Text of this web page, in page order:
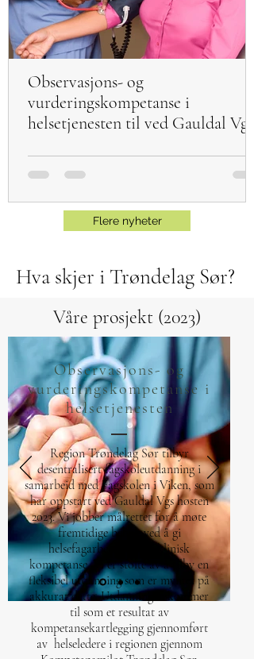
Observasjons- og
vurderingskompetanse i
helsetjenesten til ved Gauldal Vgs
Flere nyheter
Hva skjer i Trøndelag Sør?
Våre prosjekt (2023)
Observasjons- og
vurderingskompetanse i
helsetjenesten
Region Trøndelag Sør tilbyr
desentralisert fagskoleutdanning i
samarbeid med Fagskolen i Viken, som
har oppstart ved Gauldal Vgs høsten
2023. Vi jobber målrettet for å møte
fremtidige behov ved å gi
helsefagarbeidere mer klinisk
kompetanse. Vi er stolte av å tilby en
fleksibel utdanning som er myntet på
akkurat dette. Utdanningen kommer
til som et resultat av
kompetansekartlegging gjennomført
av helseledere i regionen gjennom